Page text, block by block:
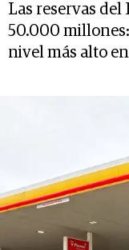
Las reservas del
50.000 millones:
nivel más alto